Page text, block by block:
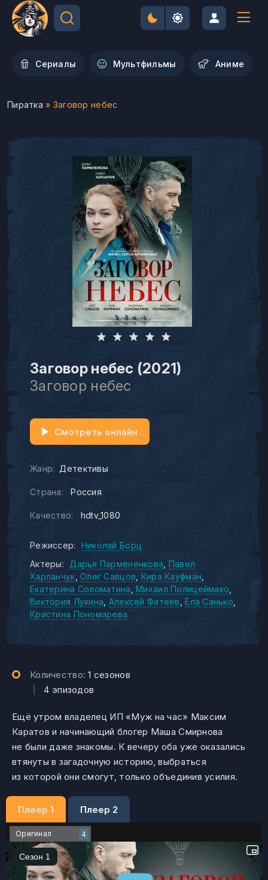
Сериалы Мультфильмы Aниме
Пиратка » Заговор небес
Заговор небес (2021)
Заговор небес
Жанр: Детективы
Страна: Россия
Качество: hdtv_1080
Смотреть онлайн
Режиссер:
Николай Борц
Актеры:
Дарья Пармененкова Павел
Харланчук Олег Савцов Кира Кауфман
Екатерина Соломатина Михаил Полицеймако
Виктория Лукина Алексей Фатеев
Ёла Санько
Кристина Пономарева
Количество:1 сезонов
|4 эпизодов
Ещё утром владелец ИП «Муж на час» Максим
Каратов и начинающий блогер Маша Смирнова
не были даже знакомы. К вечеру оба уже оказались
втянуты в загадочную историю, выбраться
из которой они смогут, только объединив усилия.
Плеер 1 Плеер 2
Оригинал 4